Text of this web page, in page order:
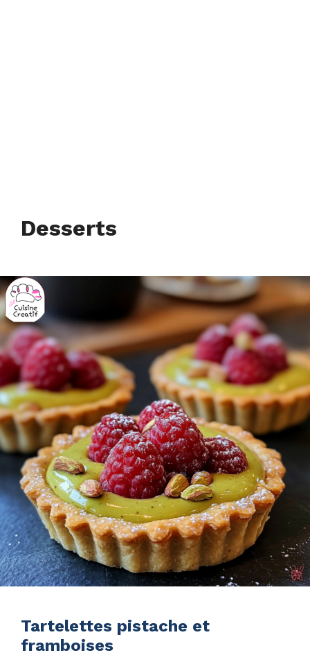
Desserts
Tartelettes pistache et
framboises